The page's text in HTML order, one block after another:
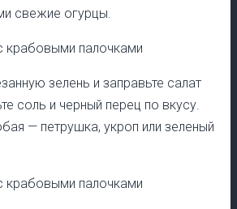
свежие огурцы.
зелень и заправьте салат
соль и черный перец по вкусу.
— петрушка, укроп или зеленый